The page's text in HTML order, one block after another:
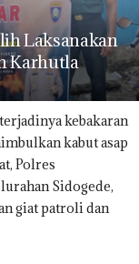
Laksanakan
Karhutla
kebakaran
kabut asap
Polres
Sidogede,
giat patroli dan